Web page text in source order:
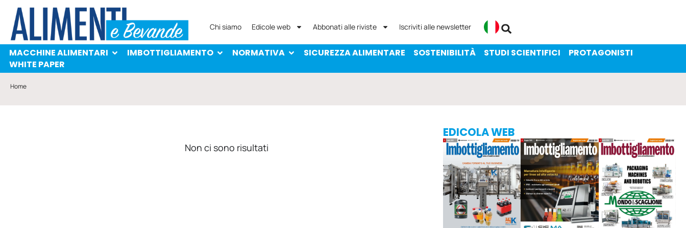
MACCHINE ALIMENTARI
PROTAGONISTI
WHITE PAPER
Chi siamo Edicole web Abbonati alle riviste Iscriviti alle newsletter
MACCHINE ALIMENTARI IMBOTTIGLIAMENTO NORMATIVA SICUREZZA ALIMENTARE SOSTENIBILITÀ STUDI SCIENTIFICI
PROTAGONISTI
WHITE PAPER
Home
Non ci sono risultati
EDICOLA WEB